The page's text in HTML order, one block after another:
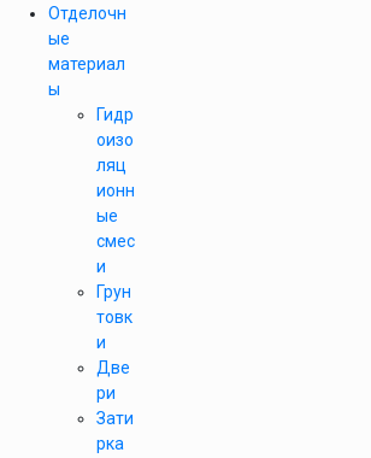
Отделочн
ые
материал
ы
Гидр
оизо
ляц
ионн
ые
смес
и
Грун
товк
и
Две
ри
Зати
рка